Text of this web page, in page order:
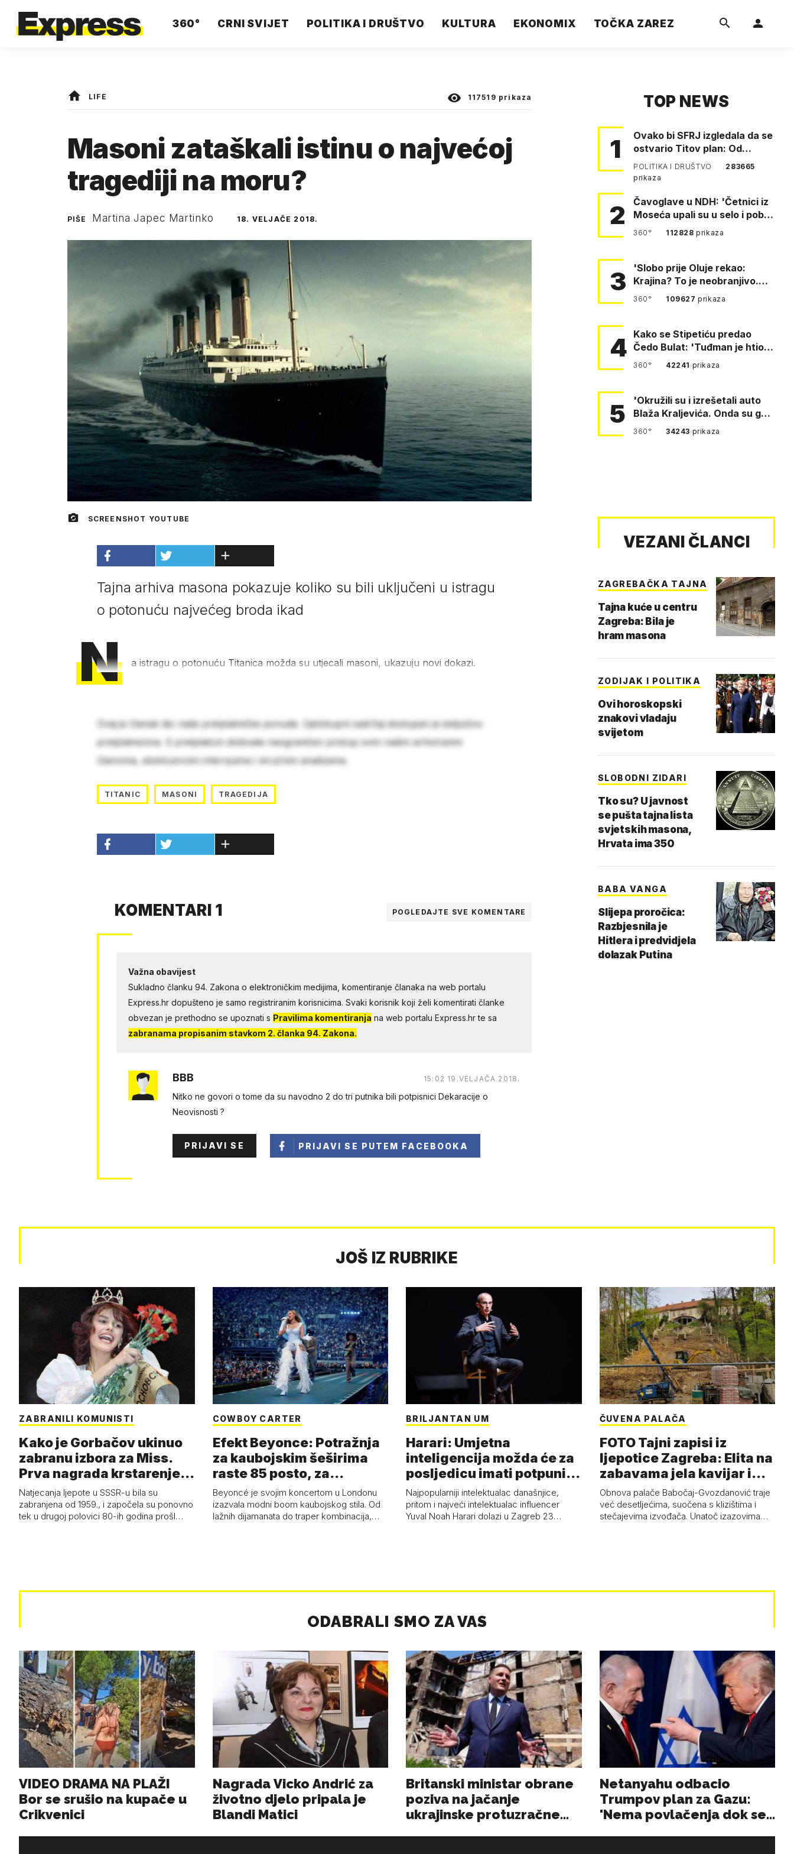
360° CRNI SVIJET POLITIKA I DRUŠTVO KULTURA EKONOMIX TOČKA ZAREZ
LIFE 117519 prikaza
Masoni zataškali istinu o najvećoj
tragediji na moru?
PIŠE Martina Japec Martinko 18. VELJAČE 2018.
SCREENSHOT YOUTUBE
Tajna arhiva masona pokazuje koliko su bili uključeni u istragu
o potonuću najvećeg broda ikad
N a istragu o potonuću Titanica možda su utjecali masoni, ukazuju novi dokazi.
Ovaj je članak dio naše pretplatničke ponude. Cjelokupni sadržaj dostupan je isključivo
pretplatnicima. S pretplatom dobivate neograničen pristup svim našim arhiviranim
člancima, ekskluzivnim intervjuima i stručnim analizama.
TITANIC MASONI TRAGEDIJA
KOMENTARI 1 POGLEDAJTE SVE KOMENTARE
Važna obavijest
Sukladno članku 94. Zakona o elektroničkim medijima, komentiranje članaka na web portalu
Express.hr dopušteno je samo registriranim korisnicima. Svaki korisnik koji želi komentirati članke
obvezan je prethodno se upoznati s Pravilima komentiranja na web portalu Express.hr te sa
zabranama propisanim stavkom 2. članka 94. Zakona.
BBB 15:02 19.VELJAČA 2018.
Nitko ne govori o tome da su navodno 2 do tri putnika bili potpisnici Dekaracije o
Neovisnosti ?
PRIJAVI SE PRIJAVI SE PUTEM FACEBOOKA
TOP NEWS
1
Ovako bi SFRJ izgledala da se
ostvario Titov plan: Od
Klagenfurta do Istanbula!
POLITIKA I DRUŠTVO
283665
prikaza
2
Čavoglave u NDH: 'Četnici iz
Moseća upali su u selo i pobili
obitelj Perković'
360° 112828prikaza
3
'Slobo prije Oluje rekao:
Krajina? To je neobranjivo.
Tuđmana zvao Krivousti'
360° 109627prikaza
4 Kako se Stipetiću predao
Čedo Bulat: 'Tuđman je htio
da se prerušim u ženu'
360° 42241 prikaza
5
'Okružili su i izrešetali auto
Blaža Kraljevića. Onda su ga
vukli po cesti'
360° 34243 prikaza
VEZANI ČLANCI
ZAGREBAČKA TAJNA
Tajna kuće u centru
Zagreba: Bila je
hram masona
ZODIJAK I POLITIKA
Ovi horoskopski
znakovi vladaju
svijetom
SLOBODNI ZIDARI
Tko su? U javnost
se pušta tajna lista
svjetskih masona,
Hrvata ima 350
BABA VANGA
Slijepa proročica:
Razbjesnila je
Hitlera i predvidjela
dolazak Putina
JOŠ IZ RUBRIKE
ZABRANILI KOMUNISTI
Kako je Gorbačov ukinuo
zabranu izbora za Miss.
Prva nagrada krstarenje
Jadran…
Natjecanja ljepote u SSSR-u bila su
zabranjena od 1959., i započela su ponovno
tek u drugoj polovici 80-ih godina prošl…
COWBOY CARTER
Efekt Beyonce: Potražnja
za kaubojskim šeširima
raste 85 posto, za
čizmama 53 p…
Beyoncé je svojim koncertom u Londonu
izazvala modni boom kaubojskog stila. Od
lažnih dijamanata do traper kombinacija,…
BRILJANTAN UM
Harari: Umjetna
inteligencija možda će za
posljedicu imati potpuni
kolaps čovje…
Najpopularniji intelektualac današnjice,
pritom i najveći intelektualac influencer
Yuval Noah Harari dolazi u Zagreb 23…
ČUVENA PALAČA
FOTO Tajni zapisi iz
ljepotice Zagreba: Elita na
zabavama jela kavijar i
pud…
Obnova palače Babočaj-Gvozdanović traje
već desetljećima, suočena s klizištima i
stečajevima izvođača. Unatoč izazovima…